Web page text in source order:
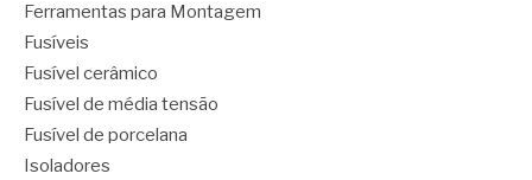
Ferramentas para Montagem
Fusíveis
Fusível cerâmico
Fusível de média tensão
Fusível de porcelana
Isoladores